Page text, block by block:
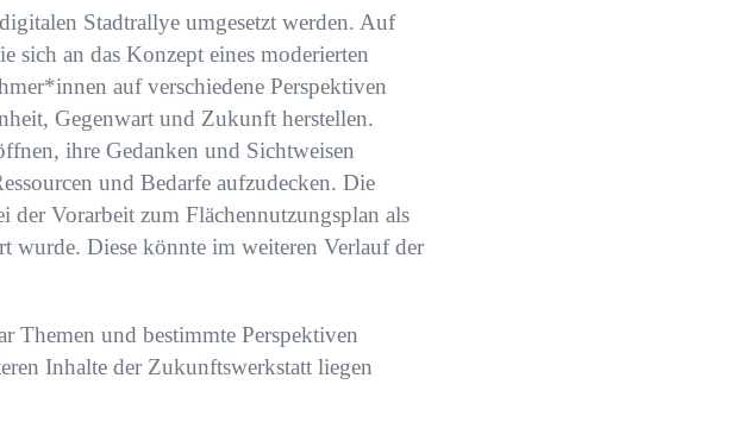
Stadtrallye umgesetzt werden. Auf
sich an das Konzept eines moderierten
auf verschiedene Perspektiven
Gegenwart und Zukunft herstellen.
ihre Gedanken und Sichtweisen
und Bedarfe aufzudecken. Die
der Vorarbeit zum Flächennutzungsplan als
wurde. Diese könnte im weiteren Verlauf der
Themen und bestimmte Perspektiven
Inhalte der Zukunftswerkstatt liegen